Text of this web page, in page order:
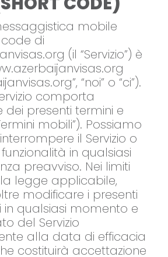
mobile
di
(il “Servizio”) è
“noi” o “ci”).
comporta
dei presenti termini e
mobili”). Possiamo
il Servizio o
in qualsiasi
preavviso. Nei limiti
legge applicabile,
modificare i presenti
in qualsiasi momento e
del Servizio
alla data di efficacia
costituirà accettazione